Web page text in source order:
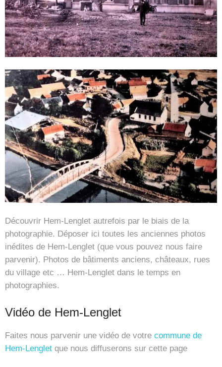
Découvrir Hem-Lenglet autrefois par le biais de la
photographie. Déposer ici toutes les anciennes photos
inédites de Hem-Lenglet (que vous pouvez nous faire
parvenir). Photos de bâtiments anciens, châteaux, rues
du village etc … Hem-Lenglet dans le temps en
photographies.
Vidéo de Hem-Lenglet
Faites nous parvenir une vidéo de votre commune de
Hem-Lenglet que nous diffuserons sur cette page